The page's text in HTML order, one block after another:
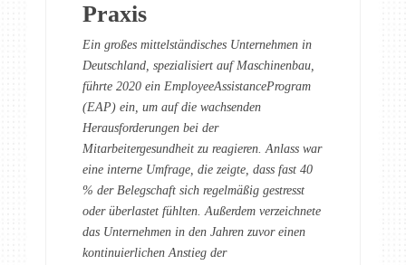
Praxis
Ein großes mittelständisches Unternehmen in
Deutschland, spezialisiert auf Maschinenbau,
führte 2020 ein EmployeeAssistanceProgram
(EAP) ein, um auf die wachsenden
Herausforderungen bei der
Mitarbeitergesundheit zu reagieren. Anlass war
eine interne Umfrage, die zeigte, dass fast 40
% der Belegschaft sich regelmäßig gestresst
oder überlastet fühlten. Außerdem verzeichnete
das Unternehmen in den Jahren zuvor einen
kontinuierlichen Anstieg der